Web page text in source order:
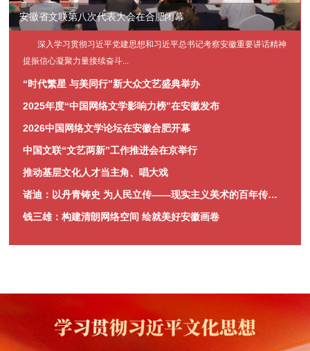
安徽省文联第八次代表大会在合肥闭幕 省委十一届十二次全会在合肥召开 省委常委会主持 梁言顺讲话 王清宪张西明出席
深入学习贯彻习近平党建思想和习近平总书记考察安徽重要讲话精神
提振信心凝聚力量接续奋斗...
“时代繁星 与美同行”新大众文艺盛典举办
2025年度“中国网络文学影响力榜”在安徽发布
2026中国网络文学论坛在安徽合肥开幕
中国文联“文艺两新”工作推进会在京举行
推动基层文化人才当主角、唱大戏
诸迪：以丹青铸史 为人民立传——现实主义美术的百年传承与时代新篇
钱三雄：构建清朗网络空间 绘就美好安徽画卷